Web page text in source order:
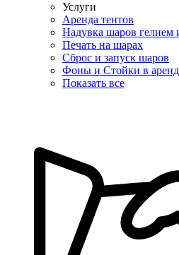
Услуги
Аренда тентов
Надувка шаров гелием
Печать на шарах
Сброс и запуск шаров
Фоны и Стойки в
Показать все